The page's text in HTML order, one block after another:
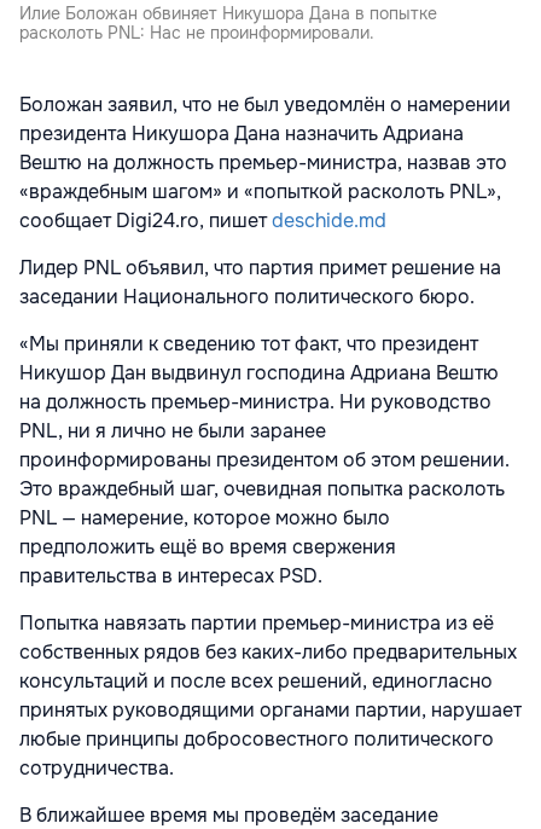
Илие Боложан обвиняет Никушора Дана в попытке
расколоть PNL: Нас не проинформировали.
Боложан заявил, что не был уведомлён о намерении
президента Никушора Дана назначить Адриана
Вештю на должность премьер-министра, назвав это
«враждебным шагом» и «попыткой расколоть PNL»,
сообщает Digi24.ro, пишетdeschide.md
Лидер PNL объявил, что партия примет решение на
заседании Национального политического бюро.
«Мы приняли к сведению тот факт, что президент
Никушор Дан выдвинул господина Адриана Вештю
на должность премьер-министра. Ни руководство
PNL, ни я лично не были заранее
проинформированы президентом об этом решении.
Это враждебный шаг, очевидная попытка расколоть
PNL — намерение, которое можно было
предположить ещё во время свержения
правительства в интересах PSD.
Попытка навязать партии премьер-министра из её
собственных рядов без каких-либо предварительных
консультаций и после всех решений, единогласно
принятых руководящими органами партии, нарушает
любые принципы добросовестного политического
сотрудничества.
В ближайшее время мы проведём заседание